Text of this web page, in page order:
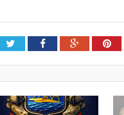
TwitterFacebookGoogle+